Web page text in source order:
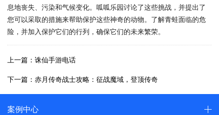
息地丧失、污染和气候变化。呱呱乐园讨论了这些挑战，并提出了
您可以采取的措施来帮助保护这些神奇的动物。了解青蛙面临的危
险，并加入保护它们的行列，确保它们的未来繁荣。
上一篇：诛仙手游电话
下一篇：赤月传奇战士攻略：征战魔域，登顶传奇
案例中心